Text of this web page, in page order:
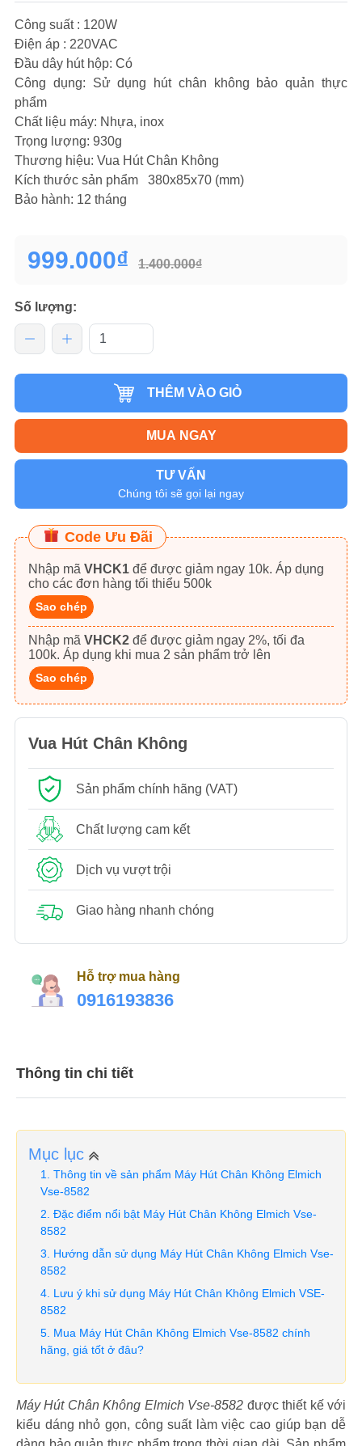
Công suất : 120W
Điện áp : 220VAC
Đầu dây hút hộp: Có
Công dụng: Sử dụng hút chân không bảo quản thực
phẩm
Chất liệu máy: Nhựa, inox
Trọng lượng: 930g
Thương hiệu: Vua Hút Chân Không
Kích thước sản phẩm 380x85x70 (mm)
Bảo hành: 12 tháng
999.000₫ 1.400.000₫
Số lượng:
THÊM VÀO GIỎ
MUA NGAY
TƯ VẤN
Chúng tôi sẽ gọi lại ngay
Code Ưu Đãi
Nhập mã VHCK1
cho các đơn hàng tối thiểu 500k
Sao chép
Nhập mã VHCK2
100k. Áp dụng khi mua 2 sản phẩm trở lên
Sao chép
Vua Hút Chân Không
Sản phẩm chính hãng (VAT)
Chất lượng cam kết
Dịch vụ vượt trội
Giao hàng nhanh chóng
Hỗ trợ mua hàng
0916193836
Thông tin chi tiết
Mục lục
Thông tin về sản phẩm Máy Hút Chân Không Elmich
Vse-8582
Đặc điểm nổi bật Máy Hút Chân Không Elmich Vse-
8582
Hướng dẫn sử dụng Máy Hút Chân Không Elmich Vse-
8582
Lưu ý khi sử dụng Máy Hút Chân Không Elmich VSE-
8582
Mua Máy Hút Chân Không Elmich Vse-8582 chính
hãng, giá tốt ở đâu?
Máy Hút Chân Không Elmich Vse-8582 được thiết kế với
kiểu dáng nhỏ gọn, công suất làm việc cao giúp bạn dễ